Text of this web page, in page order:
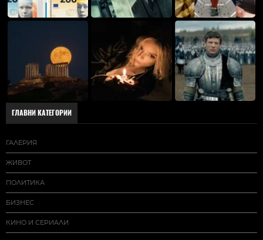
ГЛАВНИ КАТЕГОРИИ
ГАЛЕРИЯ
ЖИВОТ
ПОЛИТИКА
БИЗНЕС
КИНО И СЕРИАЛИ